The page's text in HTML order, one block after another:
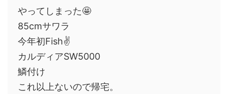
やってしまった🤩
85cmサワラ
今年初Fish✌️
カルディアSW5000
鱗付け
これ以上ないので帰宅。